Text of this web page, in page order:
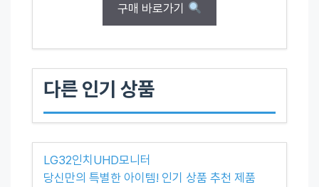
구매 바로가기
다른 인기 상품
LG32인치UHD모니터
당신만의 특별한 아이템! 인기 상품 추천 제품